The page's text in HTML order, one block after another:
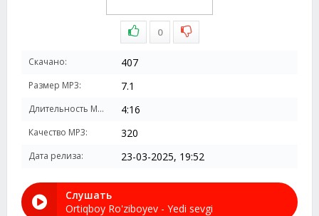
0
Скачано: 407
Размер MP3: 7.1
Длительность MP3: 4:16
Качество MP3: 320
Дата релиза: 23-03-2025, 19:52
Слушать
Ortiqboy Ro'ziboyev - Yedi sevgi